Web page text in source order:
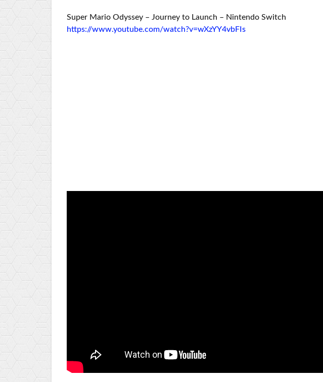
Super Mario Odyssey – Journey to Launch – Nintendo Switch
https://www.youtube.com/watch?v=wXzYY4vbFIs